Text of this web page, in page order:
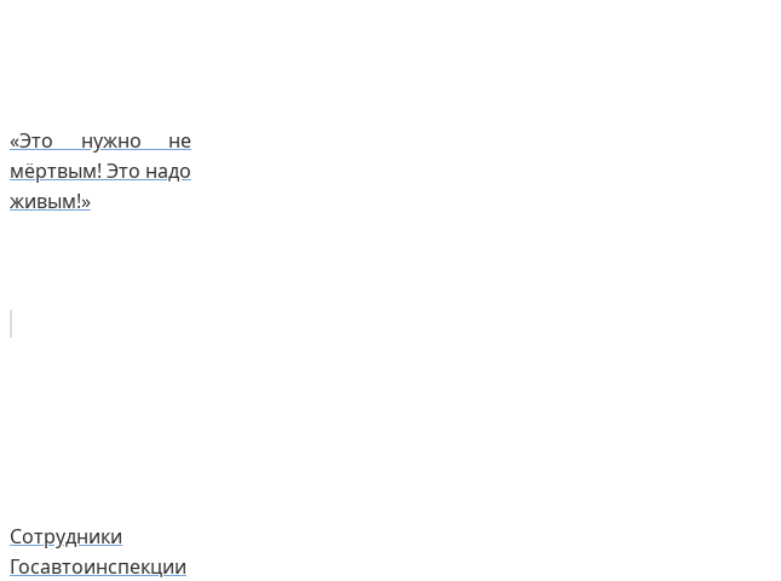
«Это нужно не
мёртвым! Это надо
живым!»
Сотрудники
Госавтоинспекции